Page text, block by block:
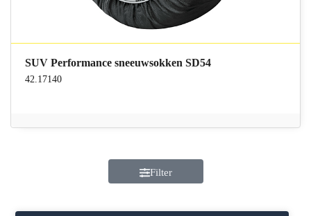
SUV Performance sneeuwsokken SD54
42.17140
Filter